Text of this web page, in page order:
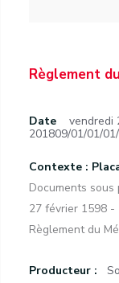
Règlement
Date vendredi
201809/01/01/
Contexte :
Documents
27 février 1598 -
Règlement du
Producteur :